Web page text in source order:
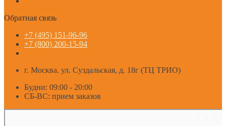
Обратная связь
+7 (495) 151-96-96
+7 (800) 200-15-94
г. Москва. ул. Суздальская, д. 18г (ТЦ ТРИО)
Будни: 09:00 - 20:00
СБ-ВС: прием заказов